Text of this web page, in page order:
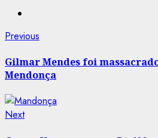
Post
navigation
Previous
Gilmar Mendes foi
Mendonça
NextNext